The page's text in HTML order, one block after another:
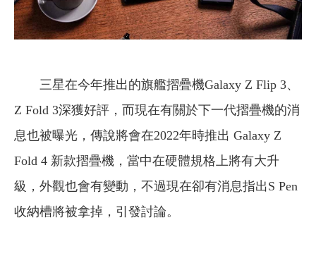
三星在今年推出的旗艦摺疊機Galaxy Z Flip 3、
Z Fold 3深獲好評，而現在有關於下一代摺疊機的消
息也被曝光，傳說將會在2022年時推出 Galaxy Z
Fold 4 新款摺疊機，當中在硬體規格上將有大升
級，外觀也會有變動，不過現在卻有消息指出S Pen
收納槽將被拿掉，引發討論。